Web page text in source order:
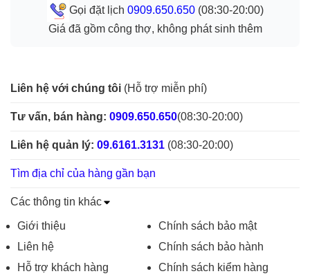
Gọi đặt lịch 0909.650.650(08:30-20:00)
Giá đã gồm công thợ, không phát sinh thêm
Liên hệ với chúng tôi (Hỗ trợ miễn phí)
Tư vấn, bán hàng: 0909.650.650(08:30-20:00)
Liên hệ quản lý: 09.6161.3131 (08:30-20:00)
Tìm địa chỉ của hàng gần bạn
Các thông tin khác
Giới thiệu
Liên hệ
Hỗ trợ khách hàng
Chính sách bảo mật
Chính sách bảo hành
Chính sách kiểm hàng